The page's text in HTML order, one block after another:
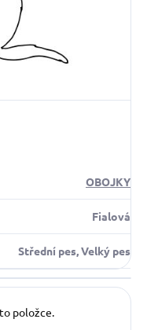
OBOJKY
Fialová
Střední pes, Velký pes
položce.